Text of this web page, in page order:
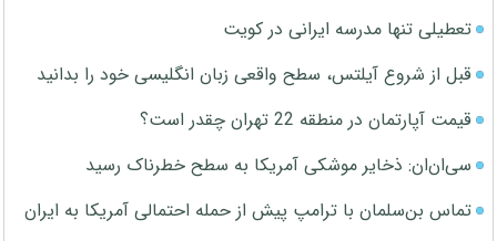
تعطیلی تنها مدرسه ایرانی در کویت
قبل از شروع آیلتس، سطح واقعی زبان انگلیسی خود را بدانید
قیمت آپارتمان در منطقه 22 تهران چقدر است؟
سی‌ان‌ان: ذخایر موشکی آمریکا به سطح خطرناک رسید
تماس بن‌سلمان با ترامپ پیش از حمله احتمالی آمریکا به ایران